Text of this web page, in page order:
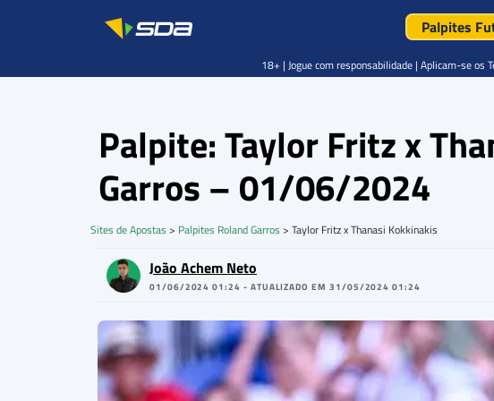
Palpites
Palpite: Taylor Fritz x
Garros – 01/06/2024
Sites de Apostas > Palpites Roland Garros > Taylor Fritz x Thanasi Kokkinakis
João Achem Neto
01/06/2024 01:24 - ATUALIZADO EM 31/05/2024 01:24
18+ | Jogue com responsabilidade | Aplicam-se os